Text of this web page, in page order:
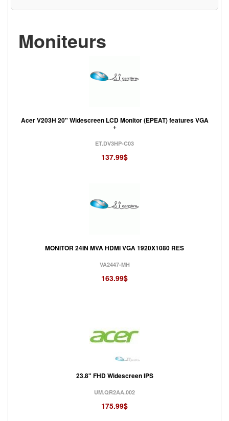
Moniteurs
Acer V203H 20" Widescreen LCD Monitor (EPEAT) features VGA
+
ET.DV3HP-C03
137.99$
MONITOR 24IN MVA HDMI VGA 1920X1080 RES
VA2447-MH
163.99$
23.8" FHD Widescreen IPS
UM.QR2AA.002
175.99$